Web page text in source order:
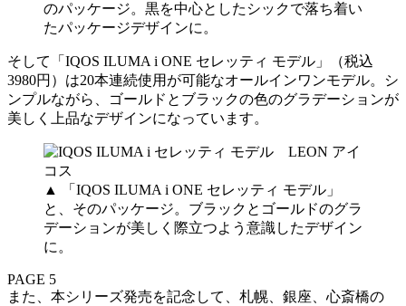
のパッケージ。黒を中心としたシックで落ち着い
たパッケージデザインに。
そして「IQOS ILUMA i ONE セレッティ モデル」（税込
3980円）は20本連続使用が可能なオールインワンモデル。シ
ンプルながら、ゴールドとブラックの色のグラデーションが
美しく上品なデザインになっています。
▲ 「IQOS ILUMA i ONE セレッティ モデル」
と、そのパッケージ。ブラックとゴールドのグラ
デーションが美しく際立つよう意識したデザイン
に。
PAGE 5
また、本シリーズ発売を記念して、札幌、銀座、心斎橋の